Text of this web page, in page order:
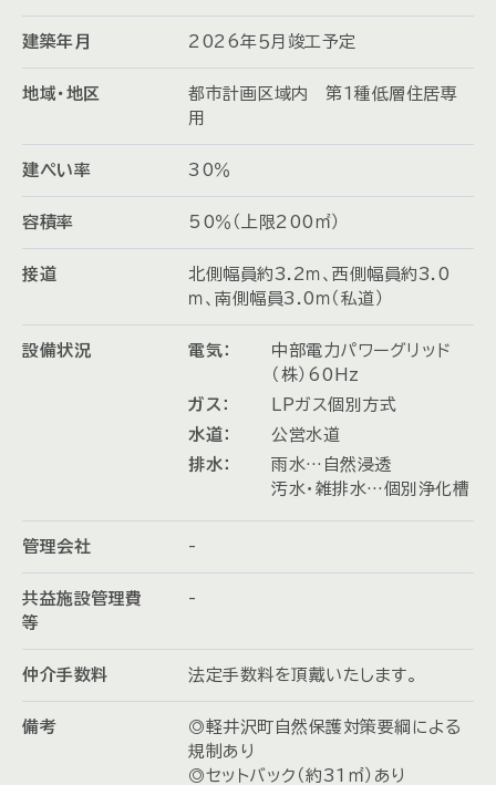
建築年月 2026年５月竣工予定
地域・地区
都市計画区域内 第1種低層住居専
用
建ぺい率 30％
容積率 50％（上限200㎡）
接道
北側幅員約3.2ｍ、西側幅員約3.0
ｍ、南側幅員3.0ｍ（私道）
設備状況 電気：
中部電力パワーグリッド
（株）60Hz
ガス：
LPガス個別方式
水道：
公営水道
排水：
雨水…自然浸透
汚水・雑排水…個別浄化槽
管理会社 -
共益施設管理費
等
-
仲介手数料 法定手数料を頂戴いたします。
備考
◎軽井沢町自然保護対策要綱による
規制あり
◎セットバック（約31㎡）あり